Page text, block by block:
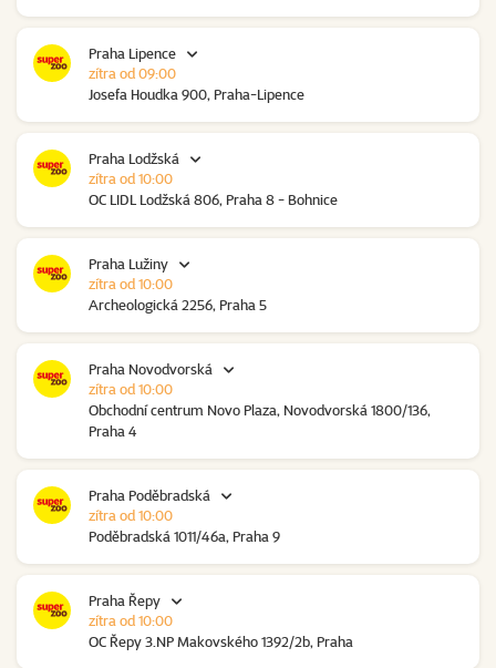
Praha Lipence
Josefa Houdka 900, Praha-Lipence
zítra od 09:00
Praha Lodžská
OC LIDL Lodžská 806, Praha 8 - Bohnice
zítra od 10:00
Praha Lužiny
Archeologická 2256, Praha 5
zítra od 10:00
Praha Novodvorská
Obchodní centrum Novo Plaza, Novodvorská 1800/136,
Praha 4
zítra od 10:00
Praha Poděbradská
Poděbradská 1011/46a, Praha 9
zítra od 10:00
Praha Řepy
OC Řepy 3.NP Makovského 1392/2b, Praha
zítra od 10:00